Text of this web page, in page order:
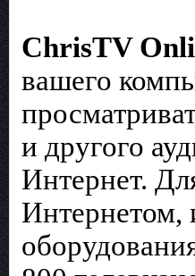
ChrisTV
вашего
и другого
Интернет.
Интернетом,